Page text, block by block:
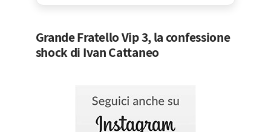
Grande Fratello Vip 3, la confessione
shock di Ivan Cattaneo